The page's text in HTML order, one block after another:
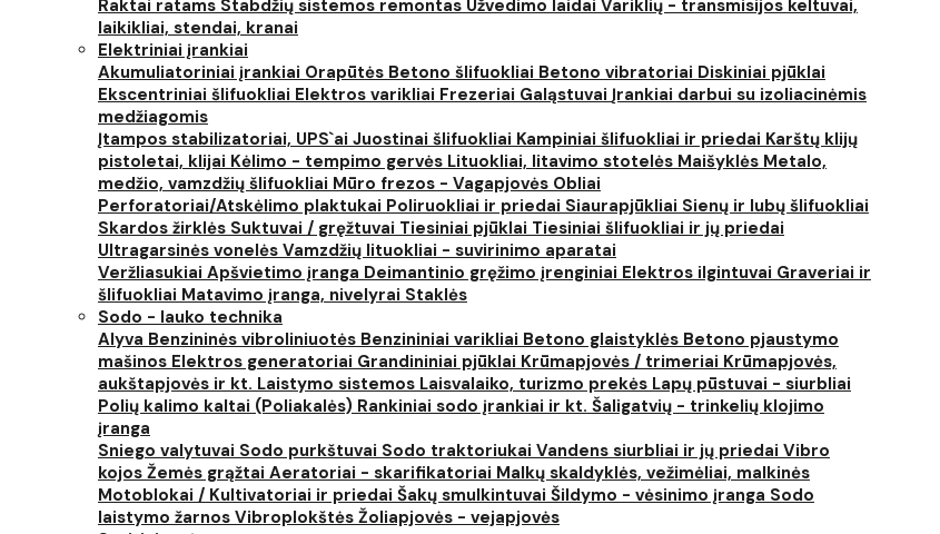
Raktai ratams Stabdžių sistemos remontas Užvedimo laidai Variklių - transmisijos keltuvai,
laikikliai, stendai, kranai
Elektriniai įrankiai
Akumuliatoriniai įrankiai Orapūtės Betono šlifuokliai Betono vibratoriai Diskiniai pjūklai
Ekscentriniai šlifuokliai Elektros varikliai Frezeriai Galąstuvai Įrankiai darbui su izoliacinėmis
medžiagomis
Įtampos stabilizatoriai, UPS`ai Juostinai šlifuokliai Kampiniai šlifuokliai ir priedai Karštų klijų
pistoletai, klijai Kėlimo - tempimo gervės Lituokliai, litavimo stotelės Maišyklės Metalo,
medžio, vamzdžių šlifuokliai Mūro frezos - Vagapjovės Obliai
Perforatoriai/Atskėlimo plaktukai Poliruokliai ir priedai Siaurapjūkliai Sienų ir lubų šlifuokliai
Skardos žirklės Suktuvai / gręžtuvai Tiesiniai pjūklai Tiesiniai šlifuokliai ir jų priedai
Ultragarsinės vonelės Vamzdžių lituokliai - suvirinimo aparatai
Veržliasukiai Apšvietimo įranga Deimantinio gręžimo įrenginiai Elektros ilgintuvai Graveriai ir
šlifuokliai Matavimo įranga, nivelyrai Staklės
Sodo - lauko technika
Alyva Benzininės vibroliniuotės Benzininiai varikliai Betono glaistyklės Betono pjaustymo
mašinos Elektros generatoriai Grandininiai pjūklai Krūmapjovės / trimeriai Krūmapjovės,
aukštapjovės ir kt. Laistymo sistemos Laisvalaiko, turizmo prekės Lapų pūstuvai - siurbliai
Polių kalimo kaltai (Poliakalės) Rankiniai sodo įrankiai ir kt. Šaligatvių - trinkelių klojimo
įranga
Sniego valytuvai Sodo purkštuvai Sodo traktoriukai Vandens siurbliai ir jų priedai Vibro
kojos Žemės grąžtai Aeratoriai - skarifikatoriai Malkų skaldyklės, vežimėliai, malkinės
Motoblokai / Kultivatoriai ir priedai Šakų smulkintuvai Šildymo - vėsinimo įranga Sodo
laistymo žarnos Vibroplokštės Žoliapjovės - vejapjovės